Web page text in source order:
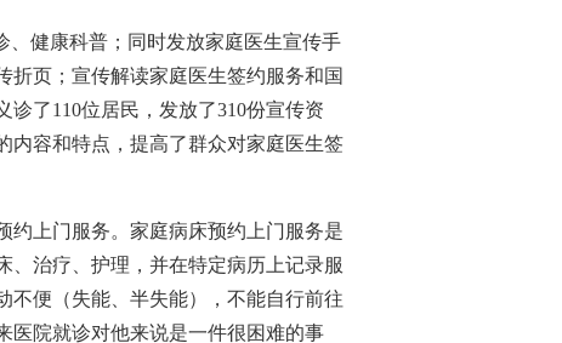
、健康科普；同时发放家庭医生宣传手
页；宣传解读家庭医生签约服务和国
了110位居民，发放了310份宣传资
内容和特点，提高了群众对家庭医生签
约上门服务。家庭病床预约上门服务是
、治疗、护理，并在特定病历上记录服
不便（失能、半失能），不能自行前往
医院就诊对他来说是一件很困难的事